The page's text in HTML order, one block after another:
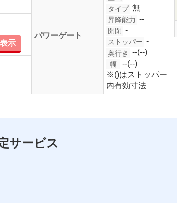
示
パワーゲート
タイプ 無
昇降能力 --
開閉 -
ストッパー -
奥行き --(--)
幅
--(--)
※()はストッパー
内有効寸法
サービス